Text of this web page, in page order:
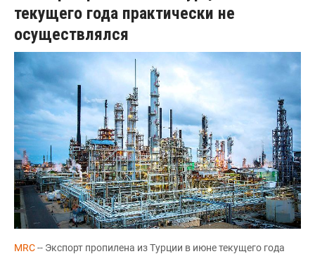
текущего года практически не
осуществлялся
MRC-- Экспорт пропилена из Турции в июне текущего года